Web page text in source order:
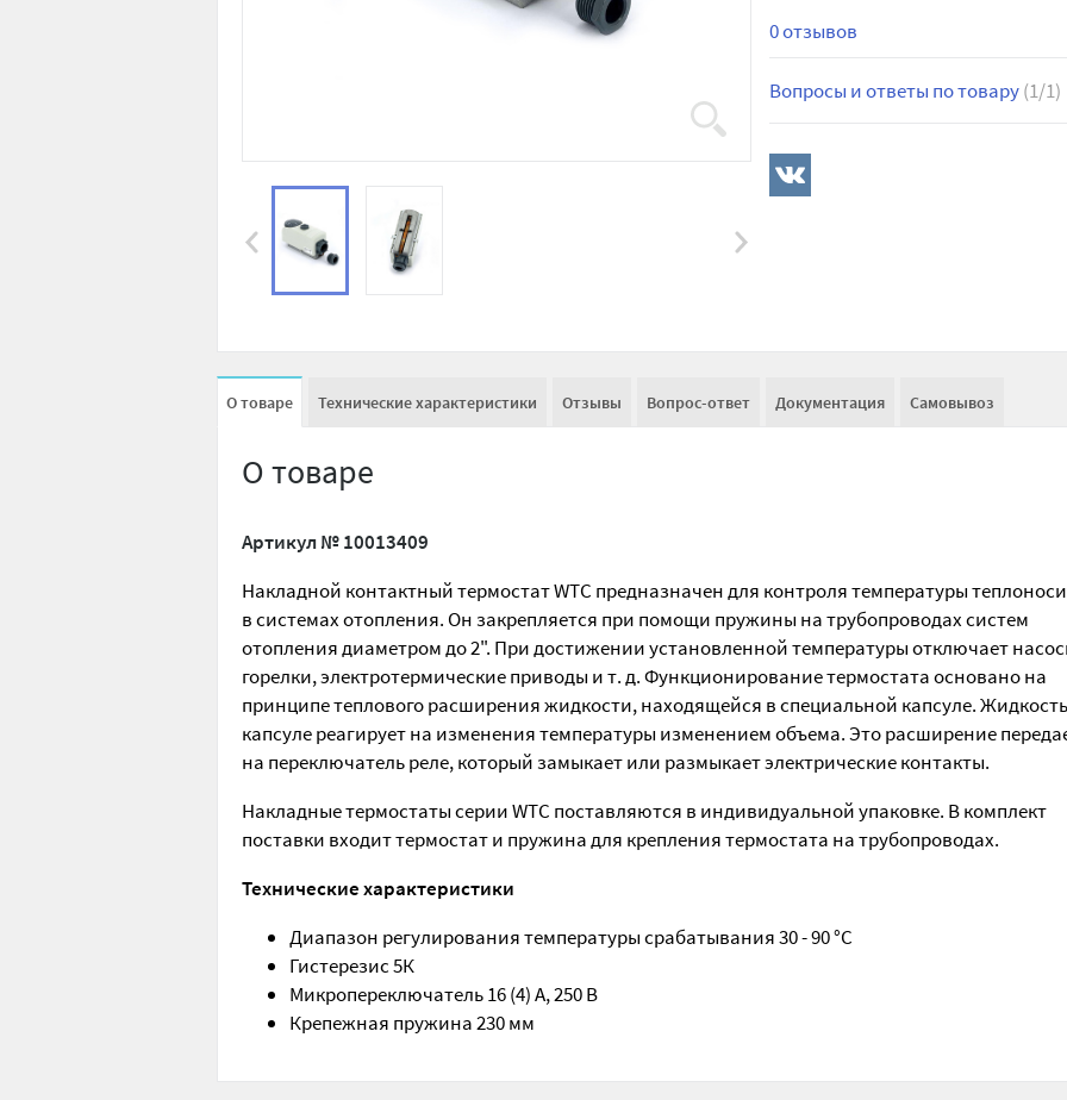
0 отзывов
Вопросы и ответы по товару(1/1)
О товаре Технические характеристики Отзывы Вопрос-ответ Документация Самовывоз
О товаре
Артикул №10013409
Накладной контактный термостат WTC предназначен для контроля температуры
в системах отопления. Он закрепляется при помощи пружины на трубопроводах систем
отопления диаметром до 2". При достижении установленной температуры отключает
горелки, электротермические приводы и т. д. Функционирование термостата основано на
принципе теплового расширения жидкости, находящейся в специальной капсуле.
капсуле реагирует на изменения температуры изменением объема. Это расширение
на переключатель реле, который замыкает или размыкает электрические контакты.
Накладные термостаты серии WTC поставляются в индивидуальной упаковке. В комплект
поставки входит термостат и пружина для крепления термостата на трубопроводах.
Технические характеристики
Диапазон регулирования температуры срабатывания 30 - 90 °C
Гистерезис 5К
Микропереключатель 16 (4) А, 250 В
Крепежная пружина 230 мм